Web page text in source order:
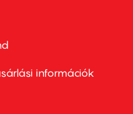
információk